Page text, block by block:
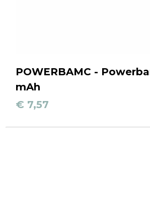
POWERBAMC -
mAh
€ 7,57